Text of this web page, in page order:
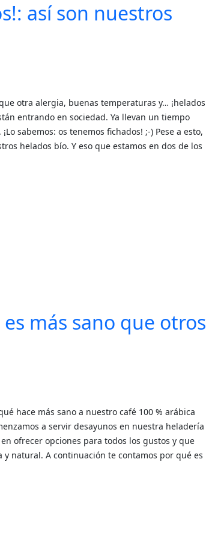
así son nuestros
otra alergia, buenas temperaturas y… ¡helados
entrando en sociedad. Ya llevan un tiempo
sabemos: os tenemos fichados! ;-) Pese a esto,
helados bío. Y eso que estamos en dos de los
más sano que otros
hace más sano a nuestro café 100 % arábica
a servir desayunos en nuestra heladería
ofrecer opciones para todos los gustos y que
y natural. A continuación te contamos por qué es